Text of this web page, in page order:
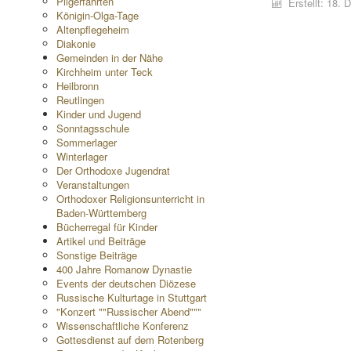
Königin-Olga-Tage
Altenpflegeheim
Diakonie
Gemeinden in der Nähe
Kirchheim unter Teck
Heilbronn
Reutlingen
Kinder und Jugend
Sonntagsschule
Sommerlager
Winterlager
Der Orthodoxe Jugendrat
Veranstaltungen
Orthodoxer Religionsunterricht in
Baden-Württemberg
Bücherregal für Kinder
Artikel und Beiträge
Sonstige Beiträge
400 Jahre Romanow Dynastie
Events der deutschen Diözese
Russische Kulturtage in Stuttgart
"Konzert ""Russischer Abend"""
Wissenschaftliche Konferenz
Gottesdienst auf dem Rotenberg